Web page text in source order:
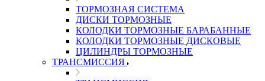
ТОРМОЗНАЯ СИСТЕМА
ДИСКИ ТОРМОЗНЫЕ
КОЛОДКИ ТОРМОЗНЫЕ БАРАБАННЫЕ
КОЛОДКИ ТОРМОЗНЫЕ ДИСКОВЫЕ
ЦИЛИНДРЫ ТОРМОЗНЫЕ
ТРАНСМИССИЯ